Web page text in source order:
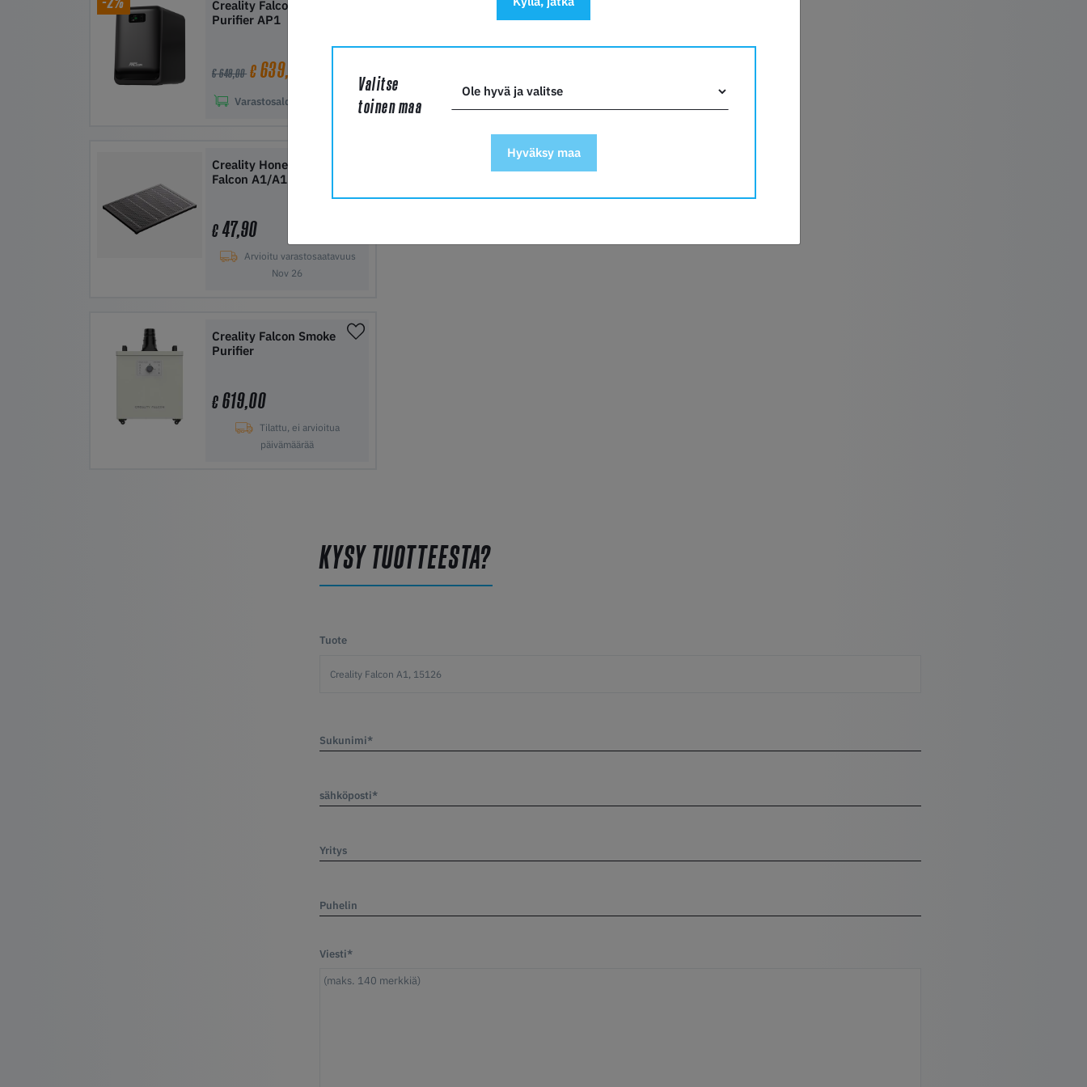
Creality Falcon Smoke
Purifier AP1
€ 649,00 €639,00
Varastosaldo
Creality Honeycomb for
Falcon A1/A1 Pro
€47,90
Arvioitu varastosaatavuus
Nov 26
Creality Falcon Smoke
Purifier
€619,00
Tilattu, ei arvioitua
päivämäärää
KYSY TUOTTEESTA?
Tuote
Sukunimi*
sähköposti*
Yritys
Puhelin
Viesti*
Valitse
toinen maa
Hyväksy maa